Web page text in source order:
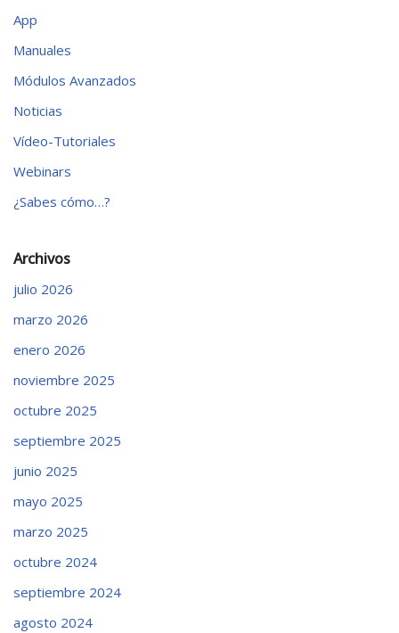
App
Manuales
Módulos Avanzados
Noticias
Vídeo-Tutoriales
Webinars
¿Sabes cómo…?
Archivos
julio 2026
marzo 2026
enero 2026
noviembre 2025
octubre 2025
septiembre 2025
junio 2025
mayo 2025
marzo 2025
octubre 2024
septiembre 2024
agosto 2024